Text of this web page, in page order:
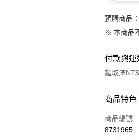
預購商品
※ 本商品
付款與
超取滿
付款方式
信用卡一
商品特色
商品編號
8731965